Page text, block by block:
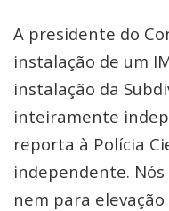
A presidente do
instalação de um
instalação da
inteiramente
reporta à Polícia
independente.
nem para